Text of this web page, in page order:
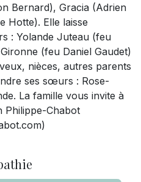
Bernard), Gracia (Adrien
Hotte). Elle laisse
: Yolande Juteau (feu
(feu Daniel Gaudet)
nièces, autres parents
ses sœurs : Rose-
La famille vous invite à
Philippe-Chabot